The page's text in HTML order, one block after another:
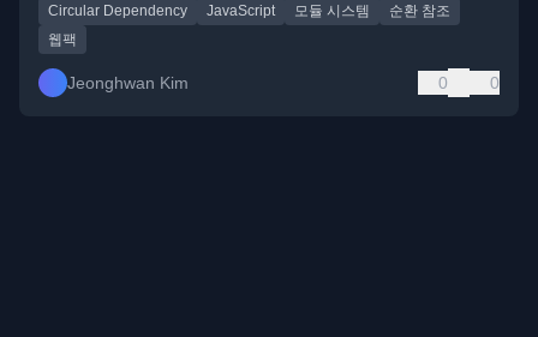
Circular Dependency JavaScript 모듈 시스템
순환 참조
웹팩
Jeonghwan Kim 0 0